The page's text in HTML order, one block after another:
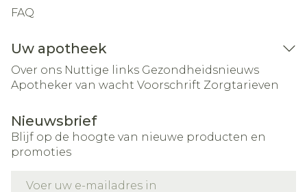
FAQ
Uw apotheek
Over ons Nuttige links Gezondheidsnieuws
Apotheker van wacht Voorschrift Zorgtarieven
Nieuwsbrief
Blijf op de hoogte van nieuwe producten en
promoties